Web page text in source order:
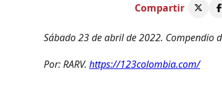
Compartir
Sábado 23 de abril de 2022. Compendio
Por: RARV. https://123colombia.com/